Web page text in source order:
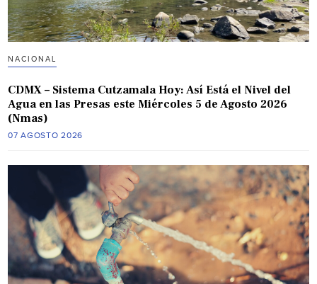
NACIONAL
CDMX – Sistema Cutzamala Hoy: Así Está el Nivel del
Agua en las Presas este Miércoles 5 de Agosto 2026
(Nmas)
07 AGOSTO 2026